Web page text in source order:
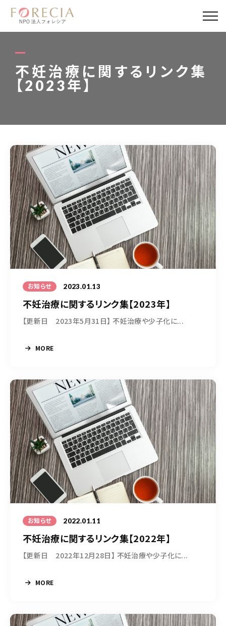
不妊治療に関するリンク集
【2023年】
お知らせ 2023.01.13
不妊治療に関するリンク集【2023年】
【更新日 2023年5月31日】 不妊治療や少子化に...
MORE
お知らせ 2022.01.11
不妊治療に関するリンク集【2022年】
【更新日 2022年12月28日】 不妊治療や少子化に...
MORE
私たちについて
事業内容
活動報告
パートナー
寄付・応援
050-5490-5950
営業時間 9:00-17:00（土日祝除く）
お問い合わせはこちら